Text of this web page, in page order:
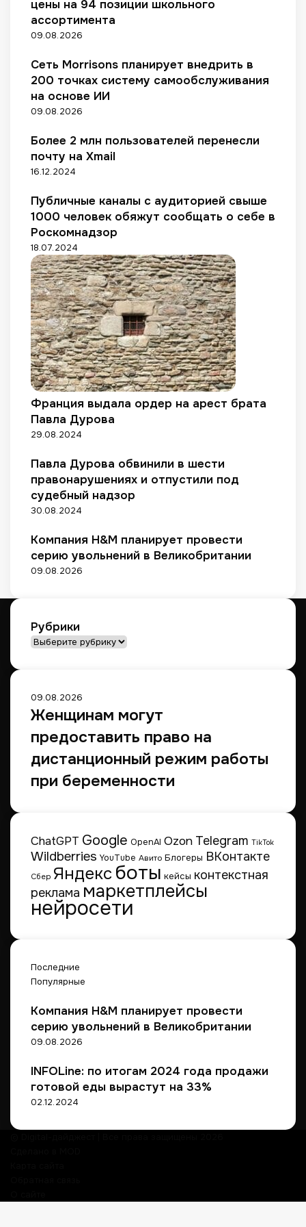
2
%
к
0
2
9
г
д
у
и
н
ы
G
-
с
е
е
й
Р
с
с
и
и
с
т
ы
р
о
с
а
н
а
0
%
8
н
о
б
р
я
о
с
т
а
д
х
с
е
л
е
р
о
в
W
i
l
d
b
e
r
r
i
e
s
п
и
б
а
н
р
е
цены на 94 позиции школьного
ассортимента
09.08.2026
Сеть Morrisons планирует внедрить в
200 точках систему самообслуживания
на основе ИИ
09.08.2026
Более 2 млн пользователей перенесли
почту на Xmail
16.12.2024
Публичные каналы с аудиторией свыше
1000 человек обяжут сообщать о себе в
Роскомнадзор
18.07.2024
Франция выдала ордер на арест брата
Павла Дурова
29.08.2024
Павла Дурова обвинили в шести
правонарушениях и отпустили под
судебный надзор
30.08.2024
Компания H&M планирует провести
серию увольнений в Великобритании
09.08.2026
Рубрики
Рубрики
09.08.2026
Женщинам могут
предоставить право на
дистанционный режим работы
при беременности
ChatGPT Google OpenAI Ozon Telegram TikTok
Wildberries YouTube Авито Блогеры ВКонтакте
Сбер Яндексботы кейсы контекстная
реклама маркетплейсы
нейросети
Последние
Популярные
Компания H&M планирует провести
серию увольнений в Великобритании
09.08.2026
INFOLine: по итогам 2024 года продажи
готовой еды вырастут на 33%
02.12.2024